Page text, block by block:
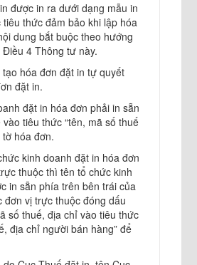
được in ra dưới dạng mẫu in
tiêu thức đảm bảo khi lập hóa
dung bắt buộc theo hướng
4 Thông tư này.
hóa đơn đặt in tự quyết
đặt in.
đặt in hóa đơn phải in sẵn
tiêu thức “tên, mã số thuế
hóa đơn.
kinh doanh đặt in hóa đơn
thuộc thì tên tổ chức kinh
in sẵn phía trên bên trái của
đơn vị trực thuộc đóng dấu
số thuế, địa chỉ vào tiêu thức
địa chỉ người bán hàng” để